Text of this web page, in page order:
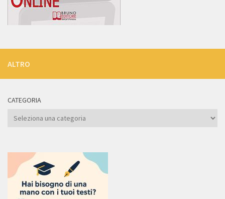
ALTRO
CATEGORIA
Categoria